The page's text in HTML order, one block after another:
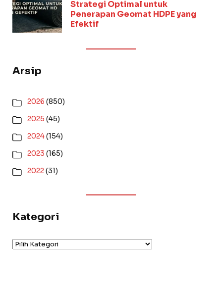
Strategi Optimal untuk
Penerapan Geomat HDPE yang
Efektif
Arsip
2026 (850)
2025 (45)
2024(154)
2023 (165)
2022(31)
Kategori
Kategori